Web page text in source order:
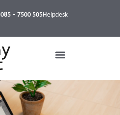
085 – 7500 505Helpdesk